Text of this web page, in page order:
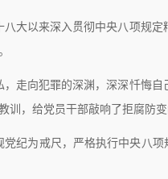
大以来深入贯彻中央八项规
走向犯罪的深渊，深深忏悔
，给党员干部敲响了拒腐防变
纪为戒尺，严格执行中央八